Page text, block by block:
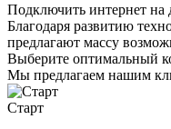
Подключить интернет на
Благодаря развитию
предлагают массу
Выберите оптимальный
Мы предлагаем нашим
Старт